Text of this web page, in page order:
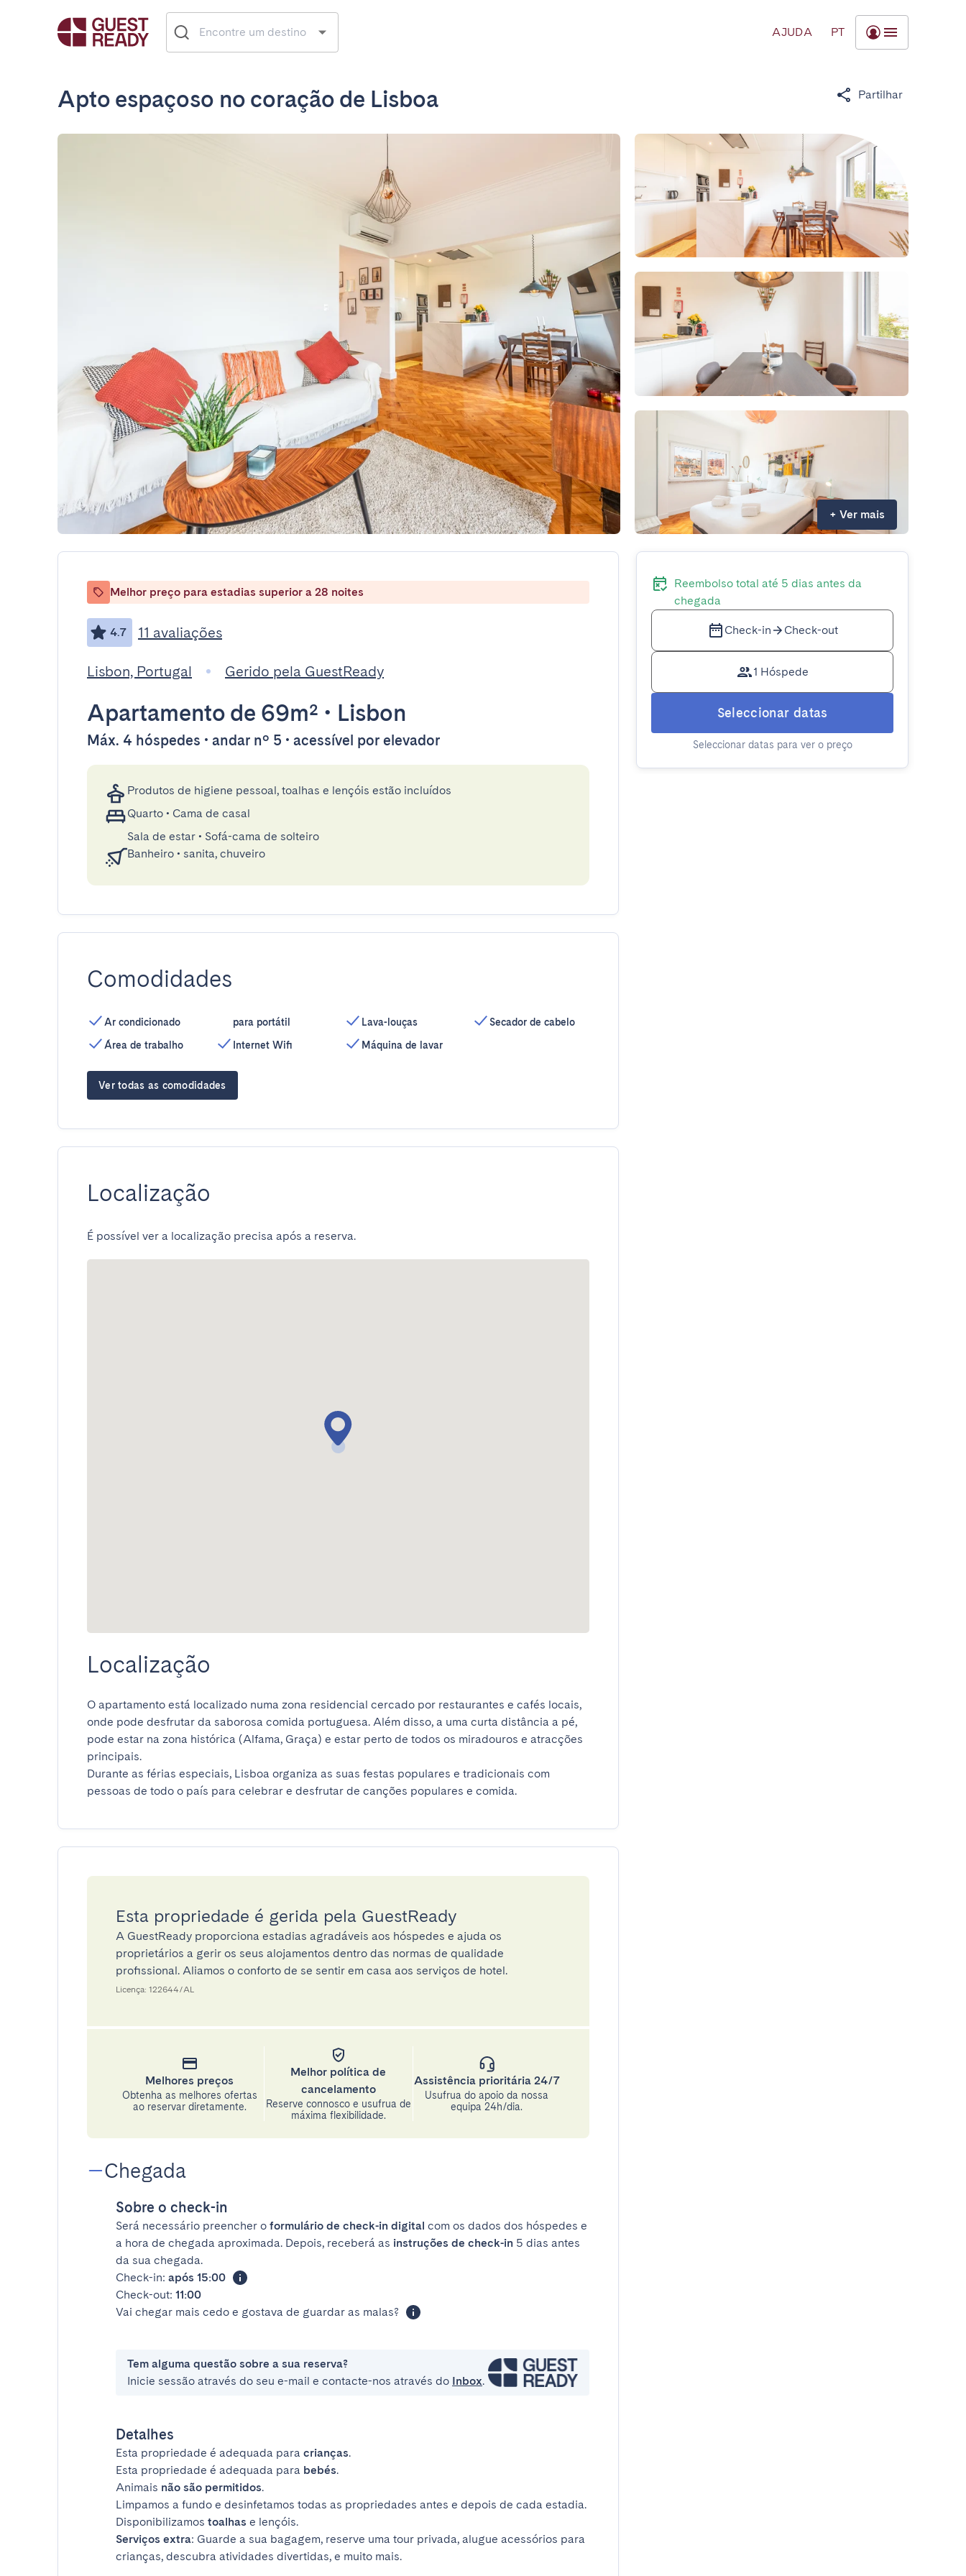
AJUDA PT
Apto espaçoso no coração de Lisboa Partilhar
+ Ver mais
Melhor preço para estadias superior a 28 noites
4.7 11 avaliações
Lisbon, Portugal Gerido pela GuestReady
Apartamento de 69m² • Lisbon
Máx. 4 hóspedes • andar nº 5 • acessível por elevador
Produtos de higiene pessoal, toalhas e lençóis estão incluídos
Quarto • Cama de casal
Sala de estar • Sofá-cama de solteiro
Banheiro • sanita, chuveiro
Comodidades
Ar condicionado
Área de trabalho
para portátil
Internet Wifi
Lava-louças
Máquina de lavar
Secador de cabelo
Ver todas as comodidades
Localização
É possível ver a localização precisa após a reserva.
Localização
O apartamento está localizado numa zona residencial cercado por restaurantes e cafés locais,
onde pode desfrutar da saborosa comida portuguesa. Além disso, a uma curta distância a pé,
pode estar na zona histórica (Alfama, Graça) e estar perto de todos os miradouros e atracções
principais.
Durante as férias especiais, Lisboa organiza as suas festas populares e tradicionais com
pessoas de todo o país para celebrar e desfrutar de canções populares e comida.
Esta propriedade é gerida pela GuestReady
A GuestReady proporciona estadias agradáveis aos hóspedes e ajuda os
proprietários a gerir os seus alojamentos dentro das normas de qualidade
profissional. Aliamos o conforto de se sentir em casa aos serviços de hotel.
Licença: 122644/AL
Melhores preços
Obtenha as melhores ofertas
ao reservar diretamente.
Melhor política de
cancelamento
Reserve connosco e usufrua de
máxima flexibilidade.
Assistência prioritária 24/7
Usufrua do apoio da nossa
equipa 24h/dia.
Chegada
Sobre o check-in
Será necessário preencher o formulário de check-in digital com os dados dos hóspedes e
a hora de chegada aproximada. Depois, receberá as instruções de check-in 5 dias antes
da sua chegada.
Check-in: após 15:00
Check-out: 11:00
Vai chegar mais cedo e gostava de guardar as malas?
Tem alguma questão sobre a sua reserva?
Inicie sessão através do seu e-mail e contacte-nos através do Inbox.
Detalhes
Esta propriedade é adequada para crianças.
Esta propriedade é adequada para bebés.
Animais não são permitidos.
Limpamos a fundo e desinfetamos todas as propriedades antes e depois de cada estadia.
Disponibilizamos toalhas e lençóis.
Serviços extra: Guarde a sua bagagem, reserve uma tour privada, alugue acessórios para
crianças, descubra atividades divertidas, e muito mais.
Reembolso total até 5 dias antes da
chegada
Check-in Check-out
1 Hóspede
Seleccionar datas
Seleccionar datas para ver o preço